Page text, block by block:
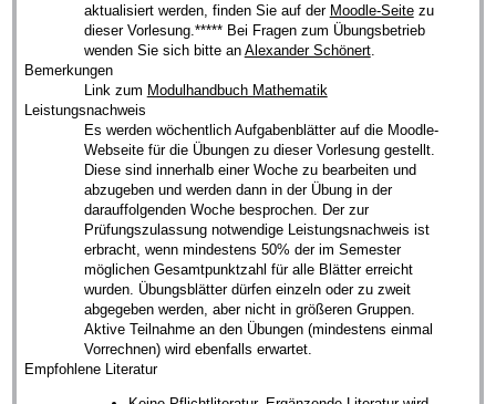
aktualisiert werden, finden Sie auf der Moodle-Seitezu
dieser Vorlesung.***** Bei Fragen zum Übungsbetrieb
wenden Sie sich bitte an Alexander Schönert.
Bemerkungen
Link zum Modulhandbuch Mathematik
Leistungsnachweis
Es werden wöchentlich Aufgabenblätter auf die Moodle-
Webseite für die Übungen zu dieser Vorlesung gestellt.
Diese sind innerhalb einer Woche zu bearbeiten und
abzugeben und werden dann in der Übung in der
darauffolgenden Woche besprochen. Der zur
Prüfungszulassung notwendige Leistungsnachweis ist
erbracht, wenn mindestens 50% der im Semester
möglichen Gesamtpunktzahl für alle Blätter erreicht
wurden. Übungsblätter dürfen einzeln oder zu zweit
abgegeben werden, aber nicht in größeren Gruppen.
Aktive Teilnahme an den Übungen (mindestens einmal
Vorrechnen) wird ebenfalls erwartet.
Empfohlene Literatur